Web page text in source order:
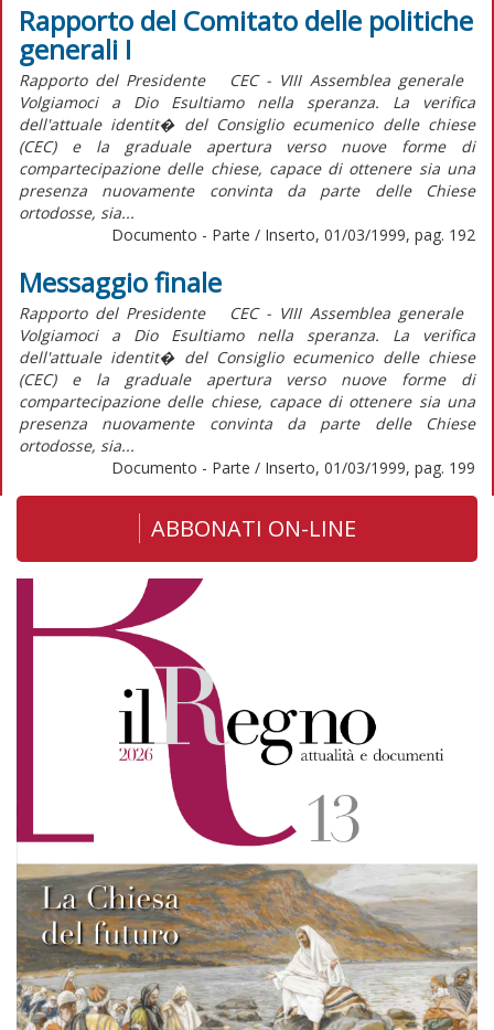
Rapporto del Comitato delle politiche
generali I
Rapporto del Presidente CEC - VIII Assemblea generale
Volgiamoci a Dio Esultiamo nella speranza. La verifica
dell'attuale identit� del Consiglio ecumenico delle chiese
(CEC) e la graduale apertura verso nuove forme di
compartecipazione delle chiese, capace di ottenere sia una
presenza nuovamente convinta da parte delle Chiese
ortodosse, sia...
Documento - Parte / Inserto, 01/03/1999, pag. 192
Messaggio finale
Rapporto del Presidente CEC - VIII Assemblea generale
Volgiamoci a Dio Esultiamo nella speranza. La verifica
dell'attuale identit� del Consiglio ecumenico delle chiese
(CEC) e la graduale apertura verso nuove forme di
compartecipazione delle chiese, capace di ottenere sia una
presenza nuovamente convinta da parte delle Chiese
ortodosse, sia...
Documento - Parte / Inserto, 01/03/1999, pag. 199
ABBONATI ON-LINE